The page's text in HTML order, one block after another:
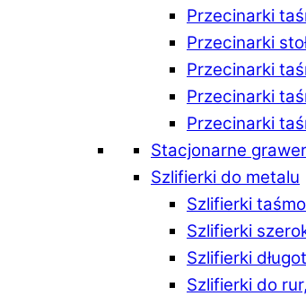
Przecinarki
Przecinarki
Przecinarki
Przecinarki
Przecinarki
Stacjonarne
Szlifierki do metalu
Szlifierki
Szlifierki
Szlifierki
Szlifierki do